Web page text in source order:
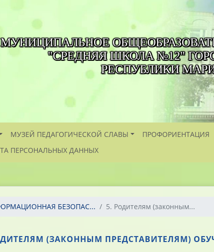
МУНИЦИПАЛЬНОЕ
"СРЕДНЯЯ ШКОЛА №12"
РЕСПУБЛИКИ
МУЗЕЙ ПЕДАГОГИЧЕСКОЙ СЛАВЫ ПРОФОРИЕНТАЦИЯ
ПЕРСОНАЛЬНЫХ ДАННЫХ
БЕЗОПАС... 5. Родителям (законным...
(ЗАКОННЫМ ПРЕДСТАВИТЕЛЯМ)